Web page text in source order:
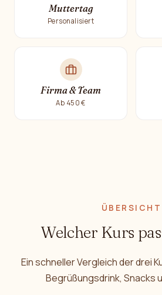
Muttertag
Personalisiert
Firma & Team
Ab 450 €
ÜBERSICHT
Welcher Kurs
Ein schneller Vergleich der drei
Begrüßungsdrink, Snacks